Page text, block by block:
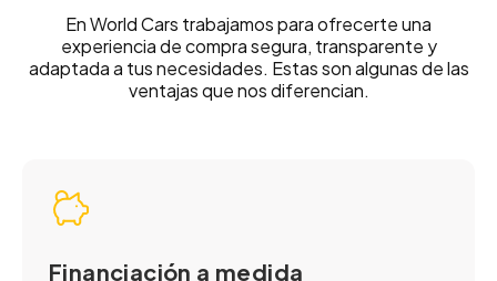
En World Cars trabajamos para ofrecerte una
experiencia de compra segura, transparente y
adaptada a tus necesidades. Estas son algunas de las
ventajas que nos diferencian.
Financiación a medida